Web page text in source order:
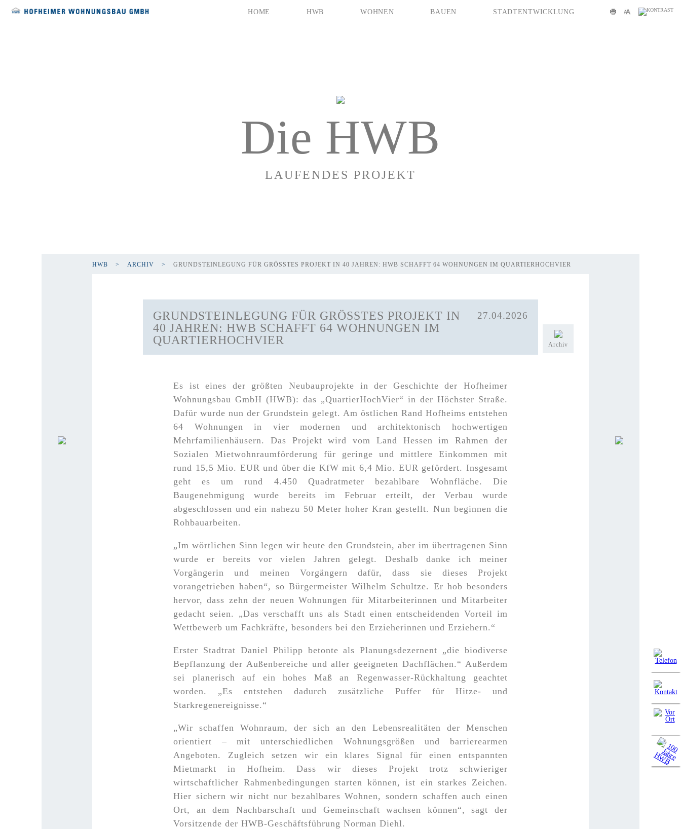
HOME HWB WOHNEN BAUEN STADTENTWICKLUNG
Die HWB
LAUFENDES PROJEKT
HWB ARCHIV GRUNDSTEINLEGUNG FÜR GRÖSSTES PROJEKT IN 40 JAHREN: HWB SCHAFFT 64 WOHNUNGEN IM QUARTIERHOCHVIER
Archiv
27.04.2026
GRUNDSTEINLEGUNG FÜR GRÖSSTES PROJEKT IN 4
0 JAHREN: HWB SCHAFFT 64 WOHNUNGEN IM Q
UARTIERHOCHVIER
Es ist eines der größten Neubauprojekte in der Geschichte der Hofheimer
Wohnungsbau GmbH (HWB): das „QuartierHochVier“ in der Höchster Straße.
Dafür wurde nun der Grundstein gelegt. Am östlichen Rand Hofheims entstehen
64 Wohnungen in vier modernen und architektonisch hochwertigen
Mehrfamilienhäusern. Das Projekt wird vom Land Hessen im Rahmen der
Sozialen Mietwohnraumförderung für geringe und mittlere Einkommen mit
rund 15,5 Mio. EUR und über die KfW mit 6,4 Mio. EUR gefördert. Insgesamt
geht es um rund 4.450 Quadratmeter bezahlbare Wohnfläche. Die
Baugenehmigung wurde bereits im Februar erteilt, der Verbau wurde
abgeschlossen und ein nahezu 50 Meter hoher Kran gestellt. Nun beginnen die
Rohbauarbeiten.
„Im wörtlichen Sinn legen wir heute den Grundstein, aber im übertragenen Sinn
wurde er bereits vor vielen Jahren gelegt. Deshalb danke ich meiner
Vorgängerin und meinen Vorgängern dafür, dass sie dieses Projekt
vorangetrieben haben“, so Bürgermeister Wilhelm Schultze. Er hob besonders
hervor, dass zehn der neuen Wohnungen für Mitarbeiterinnen und Mitarbeiter
gedacht seien. „Das verschafft uns als Stadt einen entscheidenden Vorteil im
Wettbewerb um Fachkräfte, besonders bei den Erzieherinnen und Erziehern.“
Erster Stadtrat Daniel Philipp betonte als Planungsdezernent „die biodiverse
Bepflanzung der Außenbereiche und aller geeigneten Dachflächen.“ Außerdem
sei planerisch auf ein hohes Maß an Regenwasser-Rückhaltung geachtet
worden. „Es entstehen dadurch zusätzliche Puffer für Hitze- und
Starkregenereignisse.“
„Wir schaffen Wohnraum, der sich an den Lebensrealitäten der Menschen
orientiert – mit unterschiedlichen Wohnungsgrößen und barrierearmen
Angeboten. Zugleich setzen wir ein klares Signal für einen entspannten
Mietmarkt in Hofheim. Dass wir dieses Projekt trotz schwieriger
wirtschaftlicher Rahmenbedingungen starten können, ist ein starkes Zeichen.
Hier sichern wir nicht nur bezahlbares Wohnen, sondern schaffen auch einen
Ort, an dem Nachbarschaft und Gemeinschaft wachsen können“, sagt der
Vorsitzende der HWB-Geschäftsführung Norman Diehl.